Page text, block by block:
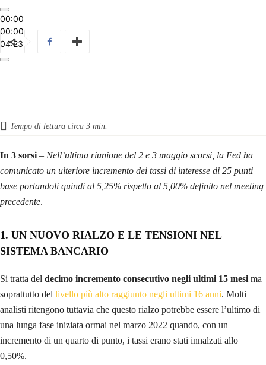
00:00
00:00
04:23
Tempo di lettura circa 3 min.
In 3 sorsi – Nell’ultima riunione del 2 e 3 maggio scorsi, la Fed ha
comunicato un ulteriore incremento dei tassi di interesse di 25 punti
base portandoli quindi al 5,25% rispetto al 5,00% definito nel meeting
precedente.
1. UN NUOVO RIALZO E LE TENSIONI NEL
SISTEMA BANCARIO
Si tratta del decimo incremento consecutivo negli ultimi 15 mesi ma
soprattutto del livello più alto raggiunto negli ultimi 16 anni. Molti
analisti ritengono tuttavia che questo rialzo potrebbe essere l’ultimo di
una lunga fase iniziata ormai nel marzo 2022 quando, con un
incremento di un quarto di punto, i tassi erano stati innalzati allo
0,50%.